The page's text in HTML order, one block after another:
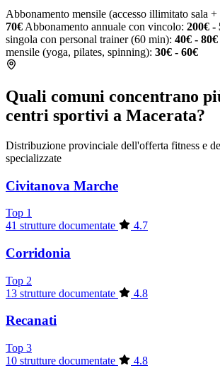
Abbonamento mensile (accesso illimitato sala +
70€ Abbonamento annuale con vincolo: 200€ -
singola con personal trainer (60 min): 40€ - 80€
mensile (yoga, pilates, spinning): 30€ - 60€
Quali comuni concentrano
centri sportivi a Macerata?
Distribuzione provinciale dell'offerta fitness e
specializzate
Civitanova Marche
Top 1
41 strutture documentate
4.7
Corridonia
Top 2
13 strutture documentate
4.8
Recanati
Top 3
10 strutture documentate
4.8